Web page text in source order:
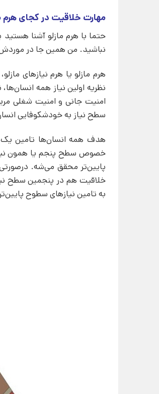
مهارت خلاقیت در کجای هرم
حتما با هرم مازلو آشنا
نباشید. من همین جا در
نظریه اولین نیاز همه
امنیت جانی و امنیت شغلی
سطح نیاز به خودشکوفایی
هدف همه انسان‌ها تامین یک
خصوص سطح پنجم یا همون
پایین‌تر محقق می‌شه.
خلاقیت هم در پنجمین سطح
به تامین نیازهای سطوح